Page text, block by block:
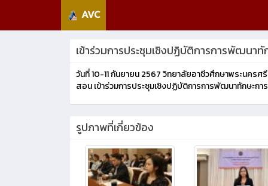
AVC
เข้าร่วมการประชุมเชิงปฏิบัติการการพัฒนา
วันที่ 10-11 กันยายน 2567 วิทยาลัยอาชีวศึกษาพระนคร
สอน เข้าร่วมการประชุมเชิงปฏิบัติการการพัฒนาทักษะ
รูปภาพที่เกี่ยวข้อง